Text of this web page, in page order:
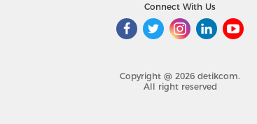
Connect With Us
Copyright @ 2026 detikcom.
All right reserved